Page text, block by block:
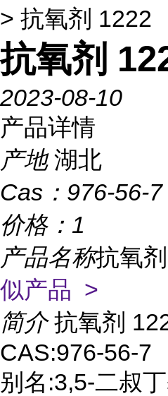
> 抗氧剂 1222
抗氧剂
2023-08-10
产品详情
产地 湖北
Cas： 976-56-7
价格： 1
产品名称抗氧
似产品 >
简介 抗氧剂
CAS:976-56-7
别名:3,5-二叔